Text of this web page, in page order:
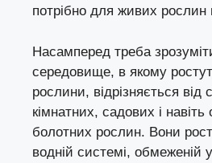
потрібно для живих рослин
Насамперед треба
середовище, в якому
рослини, відрізняється
кімнатних, садових і навіть
болотних рослин. Вони
водній системі, обмеженій